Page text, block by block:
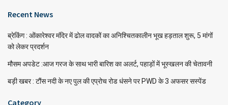
Recent News
ब्रेकिंग : ओंकारेश्वर मंदिर में ढोल वादकों का अनिश्चितकालीन भूख हड़ताल शुरू, 5 मांगों
को लेकर प्रदर्शन
मौसम अपडेट :आज गरज के साथ भारी बारिश का अलर्ट, पहाड़ों में भूस्खलन की चेतावनी
बड़ी खबर : टौंस नदी के नए पुल की एप्रोच रोड धंसने पर PWD के 3 अफसर सस्पेंड
Category